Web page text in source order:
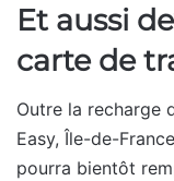
Et aussi
carte de
Outre la recharge
Easy, Île-de-
pourra bientôt